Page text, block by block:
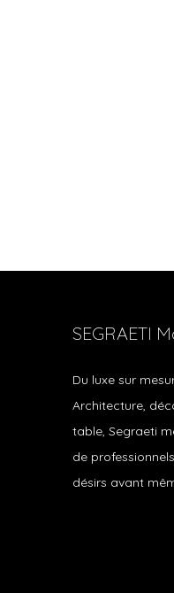
SEGRAETI
Du luxe sur
Architecture,
table, Segraeti
de
désirs avant